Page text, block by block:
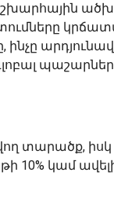
տարածք, իսկ
10% կամ